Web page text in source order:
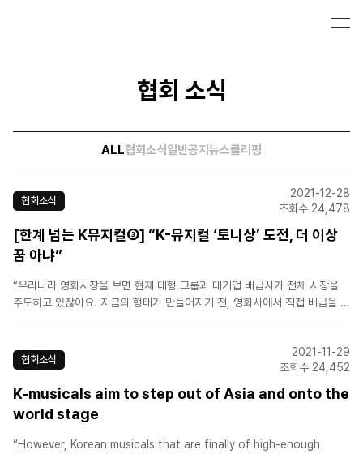
협회 소식
ALL협회소식일반공지 뉴스클리핑
협회소식
2021-12-28
조회수 24,478
[한계 넘는 K뮤지컬③] “K-뮤지컬 ‘토니상’ 도전, 더 이상
꿈 아냐”
“우리나라 영화시장을 보면 현재 대형 그룹과 대기업 배급사가 전체 시장을
주도하고 있잖아요. 지금의 형태가 만들어지기 전, 영화사에서 직접 배급을 했
같다고 볼 수 있어요. 제작 불안정성을 없애는 게 지금 우..
협회소식
2021-11-29
조회수 24,452
K-musicals aim to step out of Asia and onto the
world stage
“However, Korean musicals that are finally of high-enough